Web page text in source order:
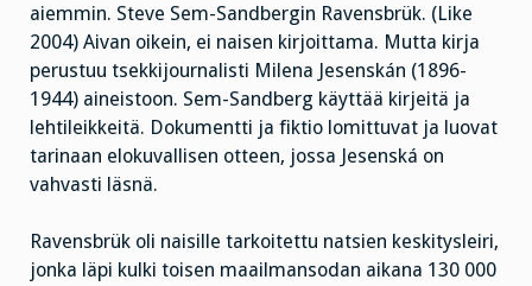
aiemmin. Steve Sem-Sandbergin Ravensbrük. (Like
2004) Aivan oikein, ei naisen kirjoittama. Mutta kirja
perustuu tsekkijournalisti Milena Jesenskán (1896-
1944) aineistoon. Sem-Sandberg käyttää kirjeitä ja
lehtileikkeitä. Dokumentti ja fiktio lomittuvat ja luovat
tarinaan elokuvallisen otteen, jossa Jesenská on
vahvasti läsnä.
Ravensbrük oli naisille tarkoitettu natsien keskitysleiri,
jonka läpi kulki toisen maailmansodan aikana 130 000